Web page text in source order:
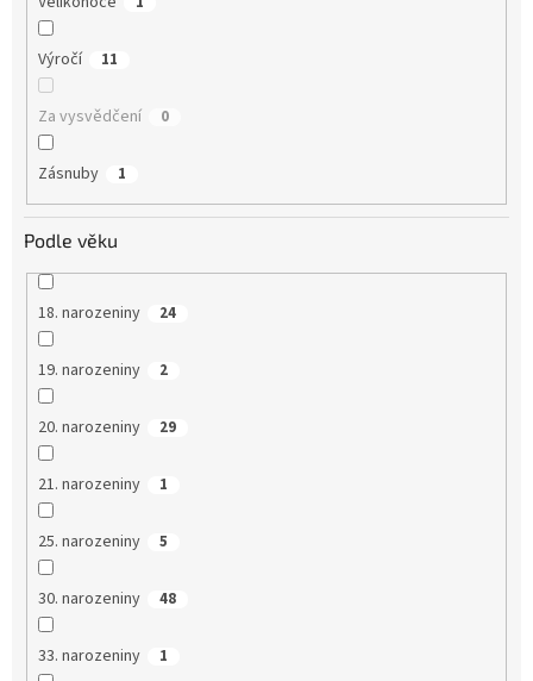
Výročí 11
Za vysvědčení 0
Zásnuby 1
Podle věku
18. narozeniny 24
19. narozeniny 2
20. narozeniny 29
21. narozeniny 1
25. narozeniny 5
30. narozeniny 48
33. narozeniny 1